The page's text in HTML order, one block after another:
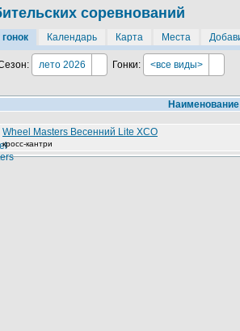
соревнований
Календарь Карта Места
лето 2026 Гонки: <все виды>
Наименование
Wheel Masters Весенний Lite XCO
кросс-кантри